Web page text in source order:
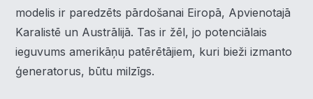
modelis ir paredzēts pārdošanai Eiropā, Apvienotajā
Karalistē un Austrālijā. Tas ir žēl, jo potenciālais
ieguvums amerikāņu patērētājiem, kuri bieži izmanto
ģeneratorus, būtu milzīgs.
pārvietoties un veikt noteiktas funkcijas. Zemāk katras
piekrišanas kategorijā atradīsiet detalizētu informāciju par